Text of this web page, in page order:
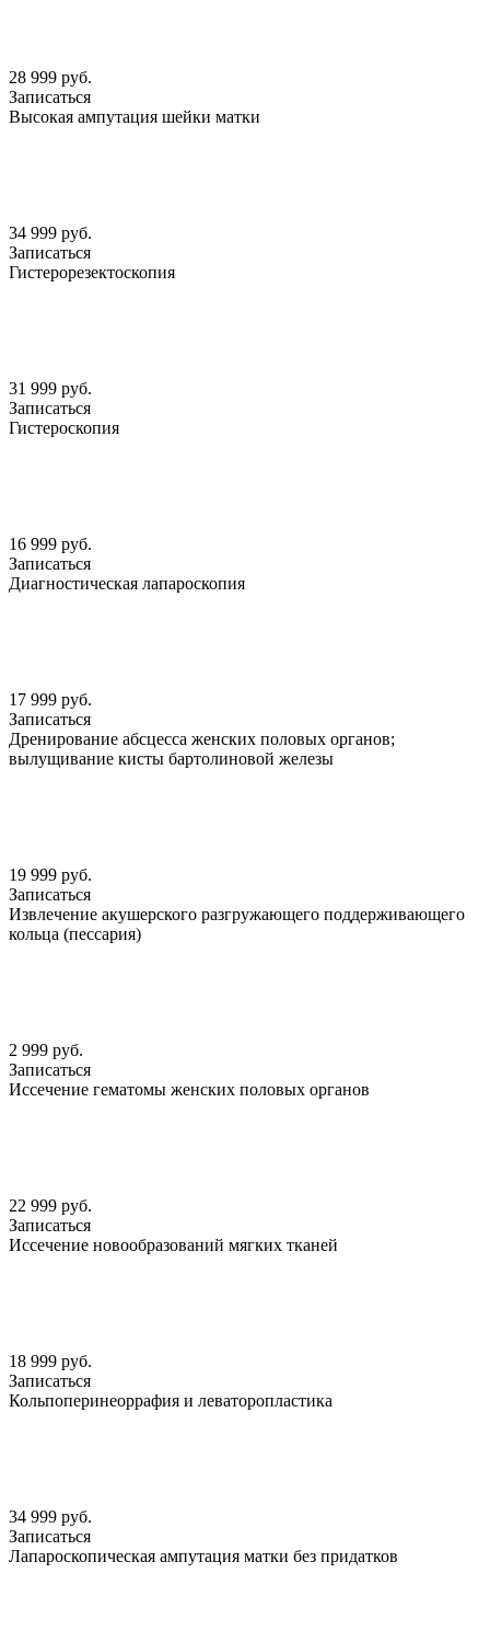
28 999 руб.
Записаться
Высокая ампутация шейки матки
34 999 руб.
Записаться
Гистерорезектоскопия
31 999 руб.
Записаться
Гистероскопия
16 999 руб.
Записаться
Диагностическая лапароскопия
17 999 руб.
Записаться
Дренирование абсцесса женских половых органов;
вылущивание кисты бартолиновой железы
19 999 руб.
Записаться
Извлечение акушерского разгружающего поддерживающего
кольца (пессария)
2 999 руб.
Записаться
Иссечение гематомы женских половых органов
22 999 руб.
Записаться
Иссечение новообразований мягких тканей
18 999 руб.
Записаться
Кольпоперинеоррафия и леваторопластика
34 999 руб.
Записаться
Лапароскопическая ампутация матки без придатков